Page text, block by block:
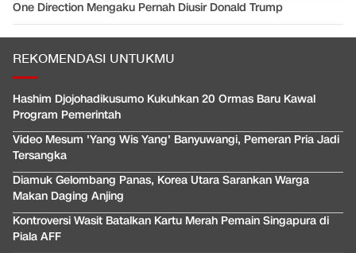
One Direction Mengaku Pernah Diusir Donald Trump
REKOMENDASI UNTUKMU
Hashim Djojohadikusumo Kukuhkan 20 Ormas Baru Kawal
Program Pemerintah
Video Mesum 'Yang Wis Yang' Banyuwangi, Pemeran Pria Jadi
Tersangka
Diamuk Gelombang Panas, Korea Utara Sarankan Warga
Makan Daging Anjing
Kontroversi Wasit Batalkan Kartu Merah Pemain Singapura di
Piala AFF